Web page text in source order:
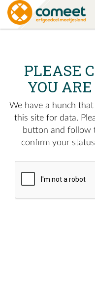
PLEASE
YOU
We have a hunch
this site for data.
button and follow
confirm your